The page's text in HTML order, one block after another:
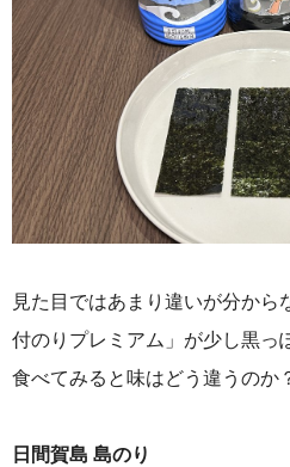
見た目ではあまり違いが分か
付のりプレミアム」が少し黒っ
食べてみると味はどう違うのか
日間賀島 島のり